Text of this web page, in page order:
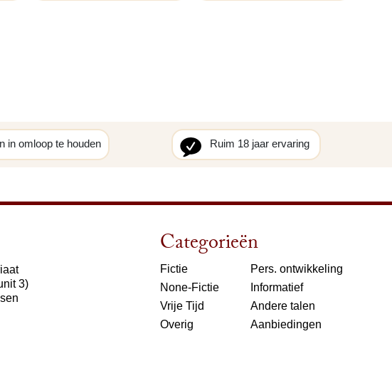
in omloop te houden Ruim 18 jaar ervaring
3)
Categorieën
Fictie
None-Fictie
Vrije Tijd
Overig
Pers. ontwikkeling
Informatief
Andere talen
Aanbiedingen